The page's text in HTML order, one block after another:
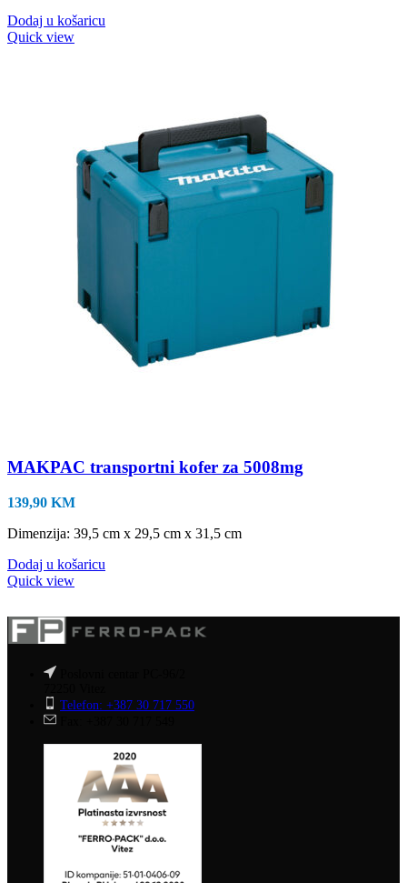
Dodaj u košaricu
Quick view
MAKPAC transportni kofer za 5008mg
139,90 KM
Dimenzija: 39,5 cm x 29,5 cm x 31,5 cm
Dodaj u košaricu
Quick view
Telefon: +387 30 717 550